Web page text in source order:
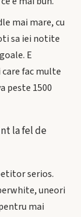
mai mare, cu
sa iei notite
E
fac multe
peste 1500
la fel de
serios.
uneori
mai